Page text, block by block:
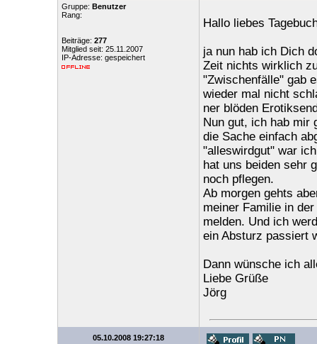
Gruppe: Benutzer
Rang:
Beiträge: 277
Mitglied seit: 25.11.2007
IP-Adresse: gespeichert
Hallo liebes
ja nun hab ich Dich
Zeit nichts wirklich
"Zwischenfälle" gab
wieder mal nicht
ner blöden
Nun gut, ich hab mir
die Sache einfach
"alleswirdgut" war
hat uns beiden sehr
noch pflegen.
Ab morgen gehts
meiner Familie in
melden. Und ich
ein Absturz passiert
Dann wünsche ich
Liebe Grüße
Jörg
05.10.2008 19:27:18